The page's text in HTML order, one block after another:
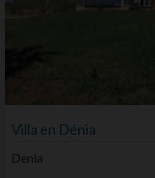
Villa en Dénia
Denia